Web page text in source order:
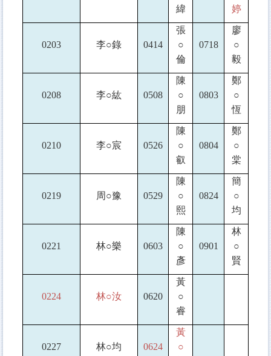
緯
婷
0203 李○錄 0414
張
○
倫
0718
廖
○
毅
0208 李○紘 0508
陳
○
朋
0803
鄭
○
恆
0210 李○宸 0526
陳
○
叡
0804
鄭
○
棠
0219 周 ○豫 0529
陳
○
熙
0824
簡
○
均
0221 林○樂 0603
陳
○
彥
0901
林
○
賢
0224 林○汝 0620
黃
○
睿
0227 林○均 0624
黃
○